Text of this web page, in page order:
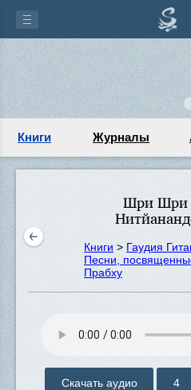
Книги Журналы
Шри Шри
Книги > Гаудия
Песни,
Прабху
Скачать аудио 4